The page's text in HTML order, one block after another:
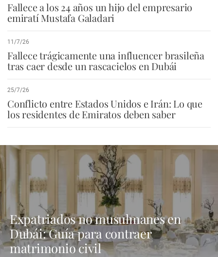
Fallece a los 24 años un hijo del empresario
emiratí Mustafa Galadari
11/7/26
Fallece trágicamente una influencer brasileña
tras caer desde un rascacielos en Dubái
25/7/26
Conflicto entre Estados Unidos e Irán: Lo que
los residentes de Emiratos deben saber
Expatriados no musulmanes en
Dubái: Guía para contraer
matrimonio civil